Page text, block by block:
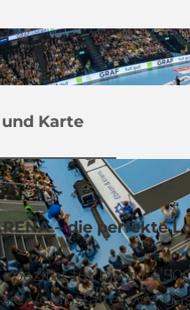
Karte
– die perfekte
für bis zu
Veranstalter wie